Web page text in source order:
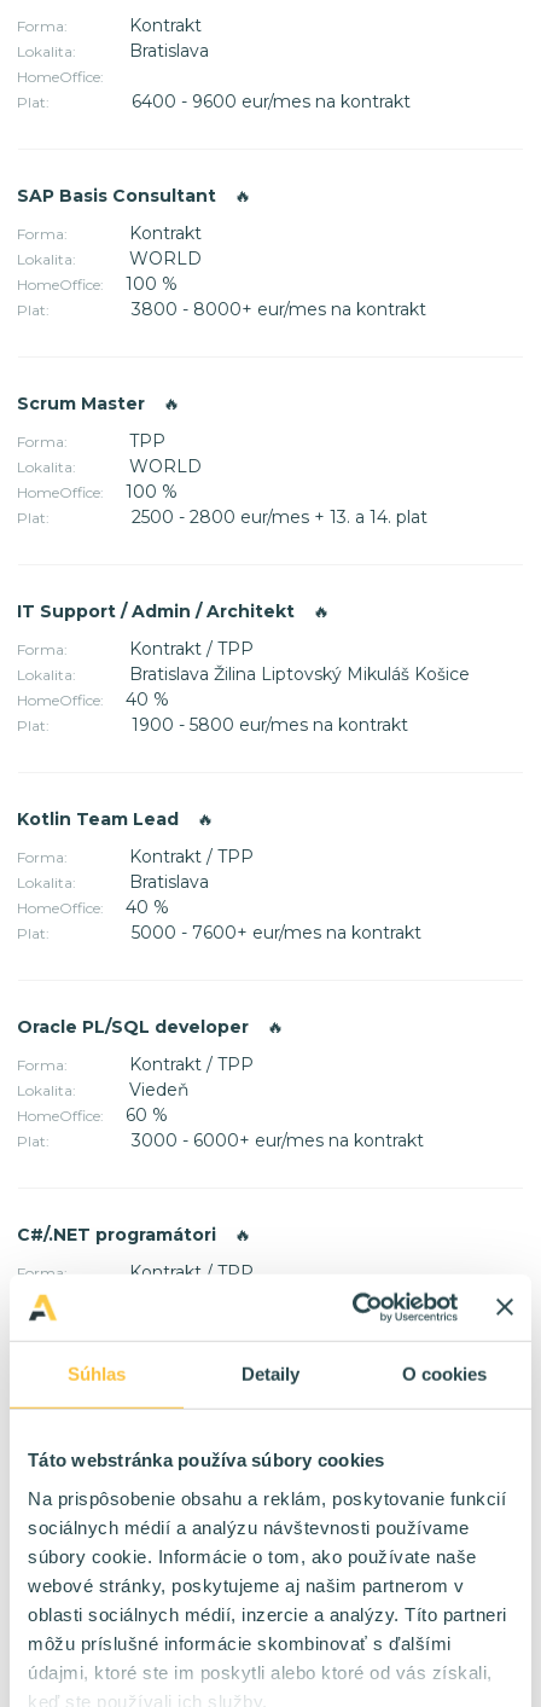
Súhlas Detaily O cookies
Táto webstránka používa súbory cookies
Na prispôsobenie obsahu a reklám, poskytovanie funkcií
sociálnych médií a analýzu návštevnosti používame
súbory cookie. Informácie o tom, ako používate naše
webové stránky, poskytujeme aj našim partnerom v
oblasti sociálnych médií, inzercie a analýzy. Títo partneri
môžu príslušné informácie skombinovať s ďalšími
údajmi, ktoré ste im poskytli alebo ktoré od vás získali,
keď ste používali ich služby.
Forma: Kontrakt
Lokalita: Bratislava
HomeOffice:
Plat:
6400 - 9600 eur/mes na kontrakt
SAP Basis Consultant 🔥
Forma: Kontrakt
Lokalita: WORLD
HomeOffice: 100 %
Plat: 3800 - 8000+ eur/mes na kontrakt
Scrum Master 🔥
Forma: TPP
Lokalita: WORLD
HomeOffice: 100 %
Plat: 2500 - 2800 eur/mes + 13. a 14. plat
IT Support / Admin / Architekt 🔥
Forma: Kontrakt / TPP
Lokalita: Bratislava Žilina Liptovský Mikuláš Košice
HomeOffice: 40 %
Plat: 1900 - 5800 eur/mes na kontrakt
Kotlin Team Lead 🔥
Forma: Kontrakt / TPP
Lokalita: Bratislava
HomeOffice: 40 %
Plat: 5000 - 7600+ eur/mes na kontrakt
Oracle PL/SQL developer 🔥
Forma: Kontrakt / TPP
Lokalita: Viedeň
HomeOffice: 60 %
Plat: 3000 - 6000+ eur/mes na kontrakt
C#/.NET programátori 🔥
Forma: Kontrakt / TPP
Lokalita:
HomeOffice:
Plat: 4000 - 10000 eur/mes na kontrakt
Lokalita: Bratislava
HomeOffice: 40 %
Plat: 2400 - 4800 eur/mes na TPP
SAP SD konzultant 🔥
Forma: